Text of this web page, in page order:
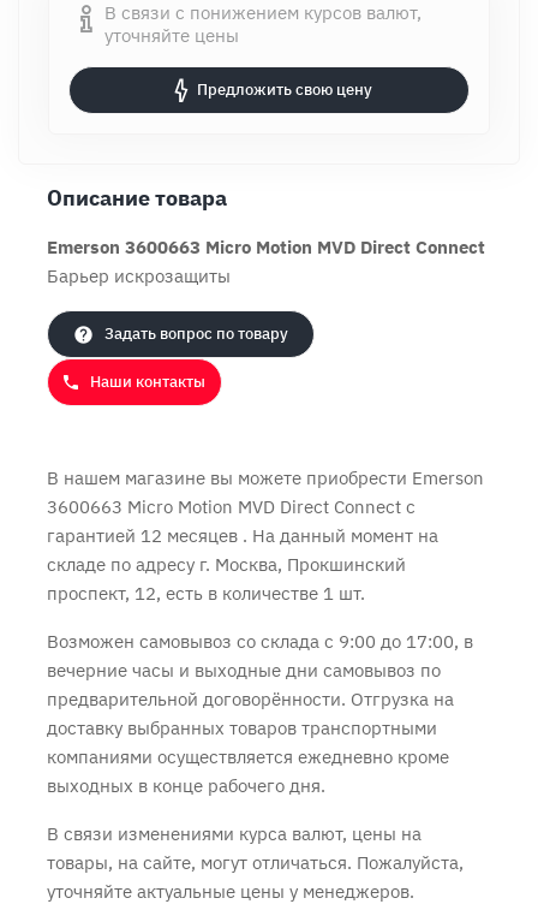
В связи с понижением курсов валют,
уточняйте цены
Предложить свою цену
Описание товара
Emerson 3600663 Micro Motion MVD Direct Connect
Барьер искрозащиты
Задать вопрос по товару
Наши контакты
В нашем магазине вы можете приобрести Emerson
3600663 Micro Motion MVD Direct Connect с
гарантией 12 месяцев . На данный момент на
складе по адресу г. Москва, Прокшинский
проспект, 12, есть в количестве 1 шт.
Возможен самовывоз со склада с 9:00 до 17:00, в
вечерние часы и выходные дни самовывоз по
предварительной договорённости. Отгрузка на
доставку выбранных товаров транспортными
компаниями осуществляется ежедневно кроме
выходных в конце рабочего дня.
В связи изменениями курса валют, цены на
товары, на сайте, могут отличаться. Пожалуйста,
уточняйте актуальные цены у менеджеров.
Продолжить покупки